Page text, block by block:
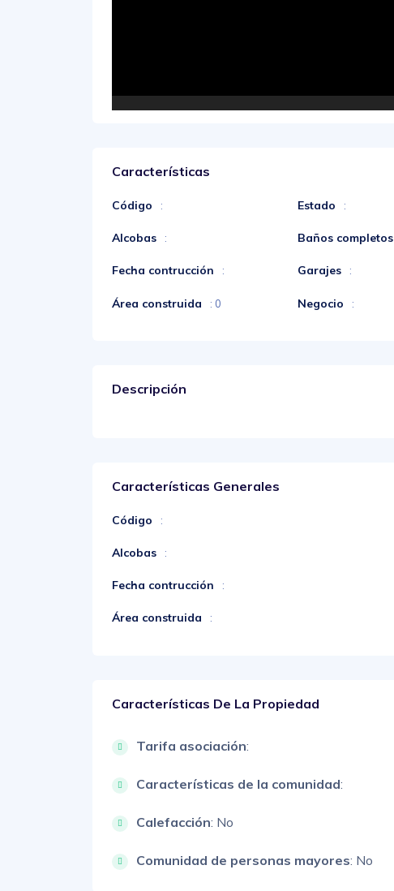
Características
Código : Estado :
Alcobas : Baños completos
Fecha contrucción : Garajes :
Área construida : 0 Negocio :
Descripción
Características Generales
Código :
Alcobas :
Fecha contrucción :
Área construida :
Características De La Propiedad
Tarifa asociación:
Características de la comunidad:
Calefacción: No
Comunidad de personas mayores: No